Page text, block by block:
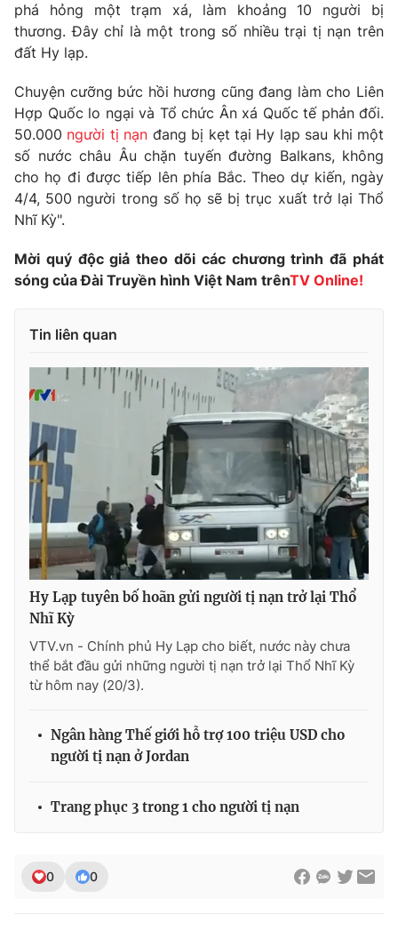
Góc doanh nghiệp
Truyền hình
Phim VTV
Hậu trường
Nhân vật
Khán giả
Giải sao mai
Giải trí
Điện ảnh
Âm nhạc
Sao
Đời sống
Du lịch
Làm đẹp
Chất lượng cuộc sống
Giáo dục
Tuyển sinh
Công nghệ
Hitech Công nghệ tương lai
Sản phẩm
Thị trường
Tư vấn
Giao lưu trực tuyến
Lịch phát sóng
Chuyên mục khác
Emagazine Podcast
Photo Infographic
Video Shorts video
VTV Money VTV Thể thao
VTV Sức khoẻ
Thị trường 24h
VTV4 Vươn mình bằng AI
phá hỏng một trạm xá, làm khoảng 10 người bị
thương. Đây chỉ là một trong số nhiều trại tị nạn trên
đất Hy lạp.
Chuyện cưỡng bức hồi hương cũng đang làm cho Liên
Hợp Quốc lo ngại và Tổ chức Ân xá Quốc tế phản đối.
50.000 người tị nạn đang bị kẹt tại Hy lạp sau khi một
số nước châu Âu chặn tuyến đường Balkans, không
cho họ đi được tiếp lên phía Bắc. Theo dự kiến, ngày
4/4, 500 người trong số họ sẽ bị trục xuất trở lại Thổ
Nhĩ Kỳ".
Mời quý độc giả theo dõi các chương trình đã phát
sóng của Đài Truyền hình Việt Nam trênTV Online!
Tin liên quan
Hy Lạp tuyên bố hoãn gửi người tị nạn trở lại Thổ
Nhĩ Kỳ
VTV.vn - Chính phủ Hy Lạp cho biết, nước này chưa
thể bắt đầu gửi những người tị nạn trở lại Thổ Nhĩ Kỳ
từ hôm nay (20/3).
Ngân hàng Thế giới hỗ trợ 100 triệu USD cho
người tị nạn ở Jordan
Trang phục 3 trong 1 cho người tị nạn
0 0